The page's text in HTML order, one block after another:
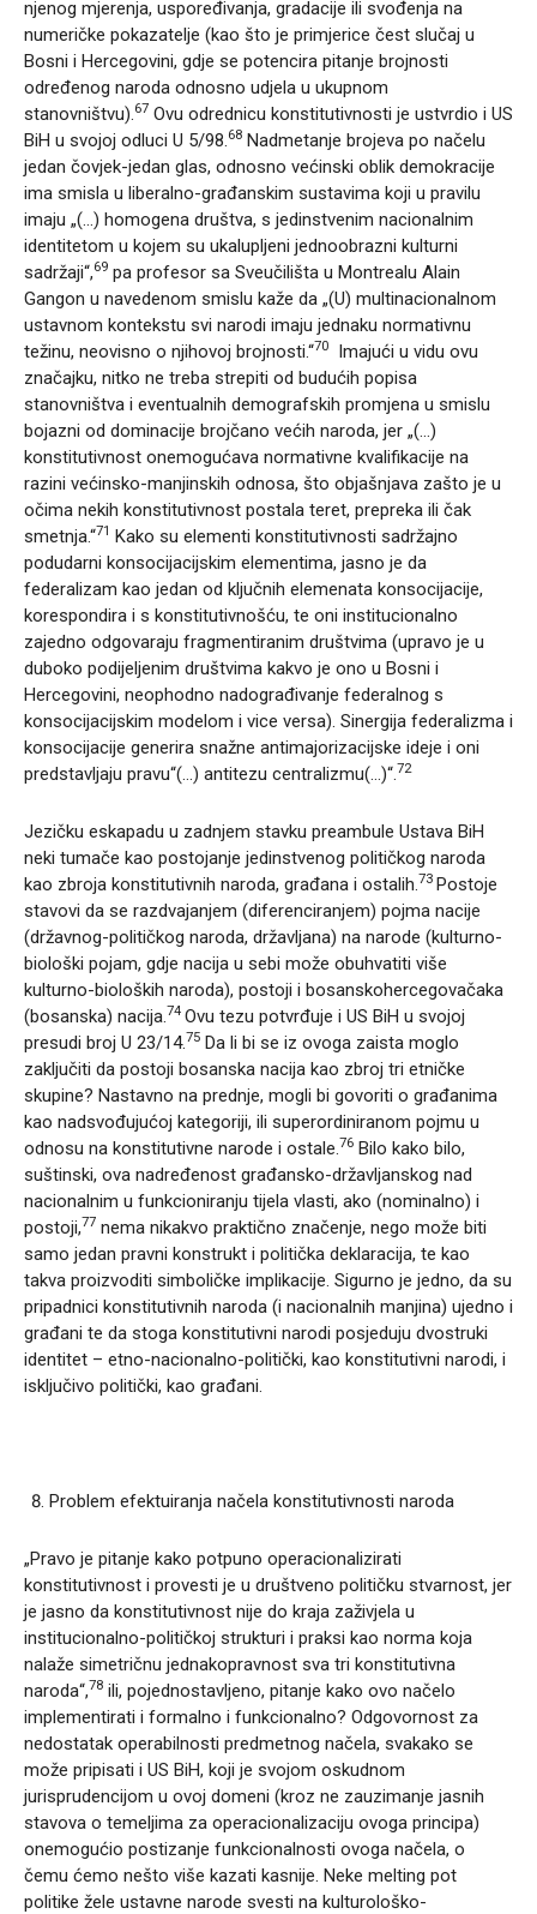
njenog mjerenja, uspoređivanja, gradacije ili svođenja na
numeričke pokazatelje (kao što je primjerice čest slučaj u
Bosni i Hercegovini, gdje se potencira pitanje brojnosti
određenog naroda odnosno udjela u ukupnom
stanovništvu). 67 Ovu odrednicu konstitutivnosti je ustvrdio i US
BiH u svojoj odluci U 5/98. 68 Nadmetanje brojeva po načelu
jedan čovjek-jedan glas, odnosno većinski oblik demokracije
ima smisla u liberalno-građanskim sustavima koji u pravilu
imaju „(…) homogena društva, s jedinstvenim nacionalnim
identitetom u kojem su ukalupljeni jednoobrazni kulturni
sadržaji“,69 pa profesor sa Sveučilišta u Montrealu Alain
Gangon u navedenom smislu kaže da „(U) multinacionalnom
ustavnom kontekstu svi narodi imaju jednaku normativnu
težinu, neovisno o njihovoj brojnosti.“70
Imajući u vidu ovu
značajku, nitko ne treba strepiti od budućih popisa
stanovništva i eventualnih demografskih promjena u smislu
bojazni od dominacije brojčano većih naroda, jer „(…)
konstitutivnost onemogućava normativne kvalifikacije na
razini većinsko-manjinskih odnosa, što objašnjava zašto je u
očima nekih konstitutivnost postala teret, prepreka ili čak
smetnja.“71 Kako su elementi konstitutivnosti sadržajno
podudarni konsocijacijskim elementima, jasno je da
federalizam kao jedan od ključnih elemenata konsocijacije,
korespondira i s konstitutivnošću, te oni institucionalno
zajedno odgovaraju fragmentiranim društvima (upravo je u
duboko podijeljenim društvima kakvo je ono u Bosni i
Hercegovini, neophodno nadograđivanje federalnog s
konsocijacijskim modelom i vice versa). Sinergija federalizma i
konsocijacije generira snažne antimajorizacijske ideje i oni
predstavljaju pravu“(…) antitezu centralizmu(…)“. 72
Jezičku eskapadu u zadnjem stavku preambule Ustava BiH
neki tumače kao postojanje jedinstvenog političkog naroda
kao zbroja konstitutivnih naroda, građana i ostalih. 73 Postoje
stavovi da se razdvajanjem (diferenciranjem) pojma nacije
(državnog-političkog naroda, državljana) na narode (kulturno-
biološki pojam, gdje nacija u sebi može obuhvatiti više
kulturno-bioloških naroda), postoji i bosanskohercegovačaka
(bosanska) nacija. 74 Ovu tezu potvrđuje i US BiH u svojoj
presudi broj U 23/14.75 Da li bi se iz ovoga zaista moglo
zaključiti da postoji bosanska nacija kao zbroj tri etničke
skupine? Nastavno na prednje, mogli bi govoriti o građanima
kao nadsvođujućoj kategoriji, ili superordiniranom pojmu u
odnosu na konstitutivne narode i ostale. 76 Bilo kako bilo,
suštinski, ova nadređenost građansko-državljanskog nad
nacionalnim u funkcioniranju tijela vlasti, ako (nominalno) i
postoji,77 nema nikakvo praktično značenje, nego može biti
samo jedan pravni konstrukt i politička deklaracija, te kao
takva proizvoditi simboličke implikacije. Sigurno je jedno, da su
pripadnici konstitutivnih naroda (i nacionalnih manjina) ujedno i
građani te da stoga konstitutivni narodi posjeduju dvostruki
identitet – etno-nacionalno-politički, kao konstitutivni narodi, i
isključivo politički, kao građani.
Problem efektuiranja načela konstitutivnosti naroda
„Pravo je pitanje kako potpuno operacionalizirati
konstitutivnost i provesti je u društveno političku stvarnost, jer
je jasno da konstitutivnost nije do kraja zaživjela u
institucionalno-političkoj strukturi i praksi kao norma koja
nalaže simetričnu jednakopravnost sva tri konstitutivna
naroda“,78 ili, pojednostavljeno, pitanje kako ovo načelo
implementirati i formalno i funkcionalno? Odgovornost za
nedostatak operabilnosti predmetnog načela, svakako se
može pripisati i US BiH, koji je svojom oskudnom
jurisprudencijom u ovoj domeni (kroz ne zauzimanje jasnih
stavova o temeljima za operacionalizaciju ovoga principa)
onemogućio postizanje funkcionalnosti ovoga načela, o
čemu ćemo nešto više kazati kasnije. Neke melting pot
politike žele ustavne narode svesti na kulturološko-